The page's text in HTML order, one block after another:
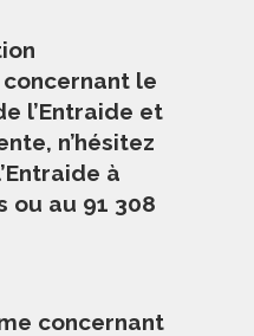
le
l’Entraide et
n’hésitez
à
ou au 91 308
concernant